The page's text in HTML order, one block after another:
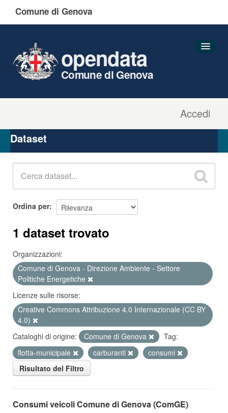
Comune di Genova
Accedi
opendata
Comune di Genova
Organizzazioni
Gruppi
Dataset
Ordina per
1 dataset trovato
Organizzazioni:
Comune di Genova - Direzione Ambiente - Settore
Politiche Energetiche
Licenze sulle risorse:
Creative Commons Attribuzione 4.0 Internazionale (CC BY
4.0)
Cataloghi di origine:
Comune di Genova
Tag:
flotta-municipale
carburanti
consumi
Risultato del Filtro
Consumi veicoli Comune di Genova (ComGE)